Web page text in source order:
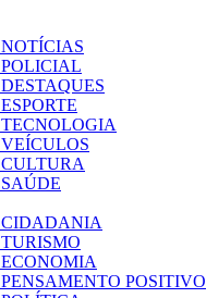
NOTÍCIAS
POLICIAL
DESTAQUES
ESPORTE
TECNOLOGIA
VEÍCULOS
CULTURA
SAÚDE
CIDADANIA
TURISMO
ECONOMIA
PENSAMENTO POSITIVO